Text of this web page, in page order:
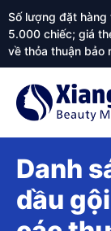
Số lượng đặt hàng
5.000 chiếc; giá
về thỏa thuận bảo
Danh
dầu